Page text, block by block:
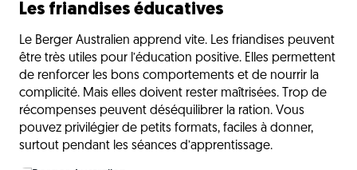
Les friandises éducatives
Le Berger Australien apprend vite. Les friandises peuvent
être très utiles pour l’éducation positive. Elles permettent
de renforcer les bons comportements et de nourrir la
complicité. Mais elles doivent rester maîtrisées. Trop de
récompenses peuvent déséquilibrer la ration. Vous
pouvez privilégier de petits formats, faciles à donner,
surtout pendant les séances d’apprentissage.